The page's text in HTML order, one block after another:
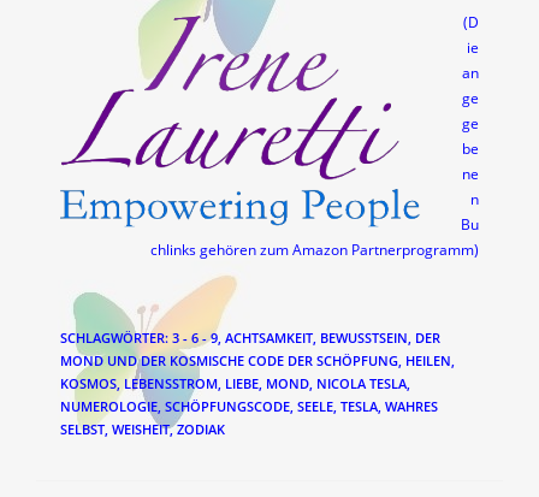
(D
ie
an
ge
ge
be
ne
n
Bu
chlinks gehören zum Amazon Partnerprogramm)
SCHLAGWÖRTER: 3 - 6 - 9, ACHTSAMKEIT, BEWUSSTSEIN, DER
MOND UND DER KOSMISCHE CODE DER SCHÖPFUNG, HEILEN,
KOSMOS, LEBENSSTROM, LIEBE, MOND, NICOLA TESLA,
NUMEROLOGIE, SCHÖPFUNGSCODE, SEELE, TESLA, WAHRES
SELBST, WEISHEIT, ZODIAK